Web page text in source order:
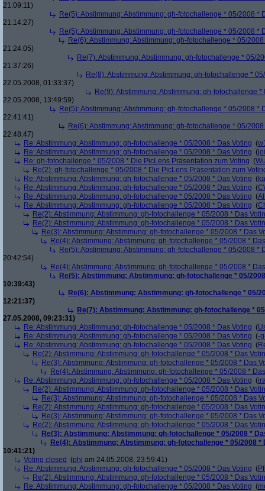
21:09:11)
Re(5): Abstimmung: Abstimmung: gh-fotochallenge * 05/2008 *
21:14:27)
Re(5): Abstimmung: Abstimmung: gh-fotochallenge * 05/2008 *
Re(6): Abstimmung: Abstimmung: gh-fotochallenge * 05/
21:24:05)
Re(7): Abstimmung: Abstimmung: gh-fotochallenge * 05/
21:37:26)
Re(8): Abstimmung: Abstimmung: gh-fotochallenge *
22.05.2008, 01:33:37)
Re(9): Abstimmung: Abstimmung: gh-fotochallenge
22.05.2008, 13:49:59)
Re(5): Abstimmung: Abstimmung: gh-fotochallenge * 05/2008 *
22:41:41)
Re(6): Abstimmung: Abstimmung: gh-fotochallenge * 05/
22:48:47)
Re: Abstimmung: Abstimmung: gh-fotochallenge * 05/2008 * Das Voting (
Re: Abstimmung: Abstimmung: gh-fotochallenge * 05/2008 * Das Voting (
Re: gh-fotochallenge * 05/2008 * Die PicLens Präsentation zum Voting (
Re(2): gh-fotochallenge * 05/2008 * Die PicLens Präsentation zum
Re: Abstimmung: Abstimmung: gh-fotochallenge * 05/2008 * Das Voting (
Re: Abstimmung: Abstimmung: gh-fotochallenge * 05/2008 * Das Voting (
Re: Abstimmung: Abstimmung: gh-fotochallenge * 05/2008 * Das Voting (
Re: Abstimmung: Abstimmung: gh-fotochallenge * 05/2008 * Das Voting (
Re(2): Abstimmung: Abstimmung: gh-fotochallenge * 05/2008 * Das
Re(2): Abstimmung: Abstimmung: gh-fotochallenge * 05/2008 * Das
Re(3): Abstimmung: Abstimmung: gh-fotochallenge * 05/2008 * Das
Re(4): Abstimmung: Abstimmung: gh-fotochallenge * 05/2008 *
Re(5): Abstimmung: Abstimmung: gh-fotochallenge * 05/2008 *
20:42:54)
Re(4): Abstimmung: Abstimmung: gh-fotochallenge * 05/2008 *
Re(5): Abstimmung: Abstimmung: gh-fotochallenge * 05/
10:39:43)
Re(6): Abstimmung: Abstimmung: gh-fotochallenge * 05/
12:21:37)
Re(7): Abstimmung: Abstimmung: gh-fotochallenge *
27.05.2008, 09:23:31)
Re: Abstimmung: Abstimmung: gh-fotochallenge * 05/2008 * Das Voting (
Re: Abstimmung: Abstimmung: gh-fotochallenge * 05/2008 * Das Voting (-
Re: Abstimmung: Abstimmung: gh-fotochallenge * 05/2008 * Das Voting (
Re(2): Abstimmung: Abstimmung: gh-fotochallenge * 05/2008 * Das
Re(3): Abstimmung: Abstimmung: gh-fotochallenge * 05/2008 * Das
Re(4): Abstimmung: Abstimmung: gh-fotochallenge * 05/2008 *
Re: Abstimmung: Abstimmung: gh-fotochallenge * 05/2008 * Das Voting (
Re(2): Abstimmung: Abstimmung: gh-fotochallenge * 05/2008 * Das
Re(3): Abstimmung: Abstimmung: gh-fotochallenge * 05/2008 * Das
Re(2): Abstimmung: Abstimmung: gh-fotochallenge * 05/2008 * Das
Re(3): Abstimmung: Abstimmung: gh-fotochallenge * 05/2008 * Das
Re(2): Abstimmung: Abstimmung: gh-fotochallenge * 05/2008 * Das
Re(3): Abstimmung: Abstimmung: gh-fotochallenge * 05/2008 *
Re(4): Abstimmung: Abstimmung: gh-fotochallenge * 05/2008 *
10:41:21)
Voting closed (phj am 24.05.2008, 23:59:41)
Re: Abstimmung: Abstimmung: gh-fotochallenge * 05/2008 * Das Voting (
Re(2): Abstimmung: Abstimmung: gh-fotochallenge * 05/2008 * Das
Re: Abstimmung: Abstimmung: gh-fotochallenge * 05/2008 * Das Voting (